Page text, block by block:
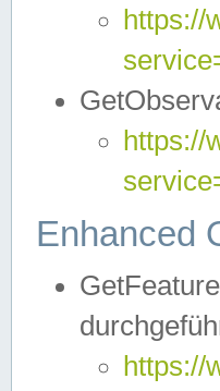
https://
https://
Enhanced
https://